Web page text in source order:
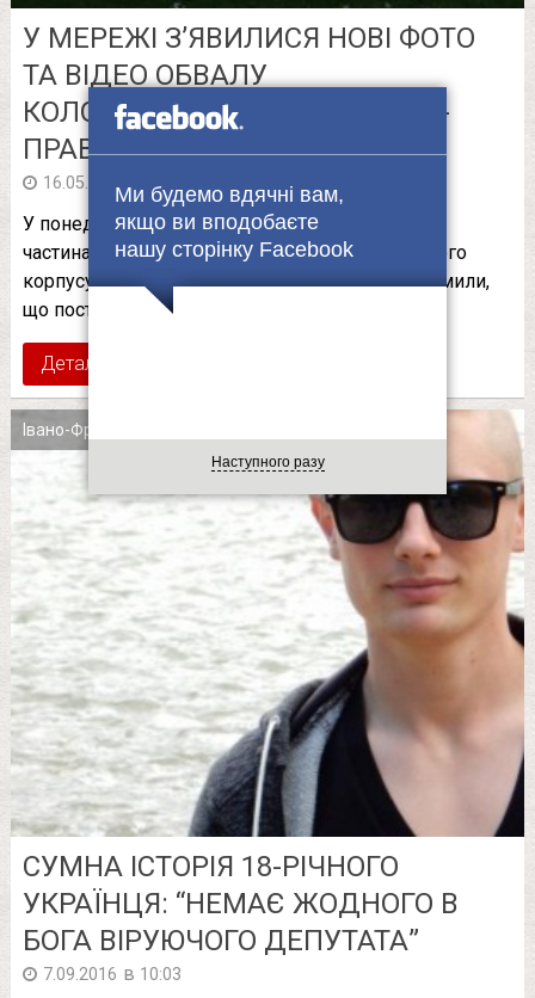
У МЕРЕЖІ З’ЯВИЛИСЯ НОВІ ФОТО
ТА ВІДЕО ОБВАЛУ
КОЛОМИЙСЬКОГО ЕКОНОМІКО-
ПРАВОВОГО КОЛЕДЖУ
16.05.2017 06:04
У понеділок, 15 травня, у Коломиї завалилася
частина корпусу місцевого економіко-правового
корпусу. В обласному Управлінні ДСНС повідомили,
що постраждалих внаслідок обвалу …
Детальніше
Івано-Франківськ
СУМНА ІСТОРІЯ 18-РІЧНОГО
УКРАЇНЦЯ: “НЕМАЄ ЖОДНОГО В
БОГА ВІРУЮЧОГО ДЕПУТАТА”
7.09.2016 в 10:03
Ми будемо вдячні вам,
якщо ви вподобаєте
нашу сторінку Facebook
Наступного разу